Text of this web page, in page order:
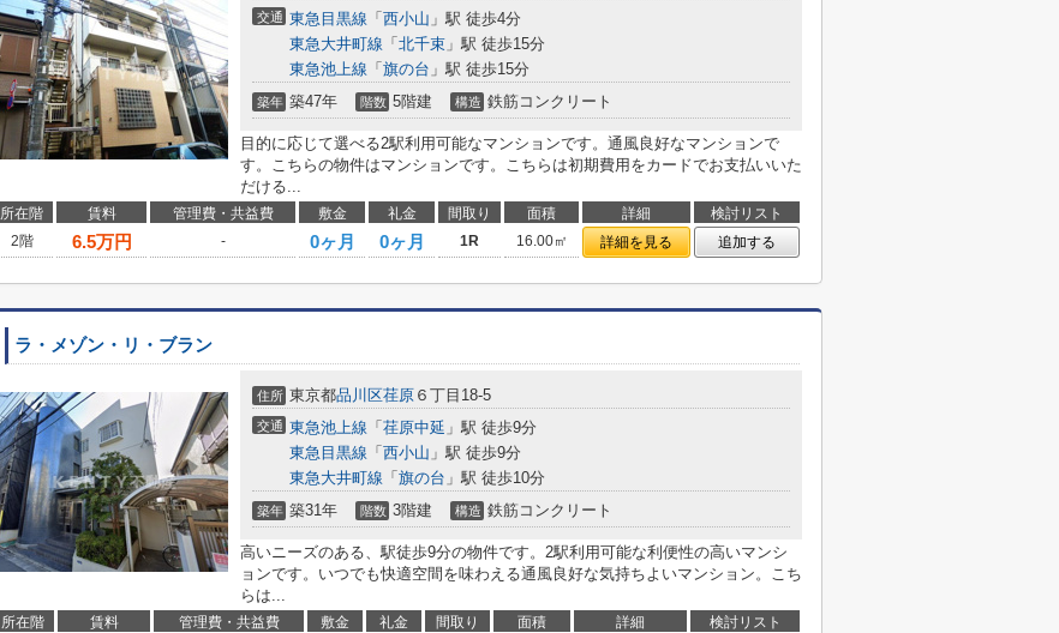
交通 東急目黒線 「 西小山 」駅 徒歩4分
東急大井町線 「 北千束 」駅 徒歩15分
東急池上線 「 旗の台 」駅 徒歩15分
築年 築47年 階数 5階建 構造 鉄筋コンクリート
目的に応じて選べる2駅利用可能なマンションです。通風良好なマンションで
す。こちらの物件はマンションです。こちらは初期費用をカードでお支払いいた
だける...
所在階 賃料 管理費・共益費 敷金 礼金 間取り 面積 詳細
検討リスト
2階
6.5万円 - 0ヶ月 0ヶ月 1R 16.00㎡ 詳細を見る 追加する
ラ・メゾン・リ・ブラン
住所 東京都品川区荏原 ６丁目18-5
交通 東急池上線 「 荏原中延 」駅 徒歩9分
東急目黒線 「 西小山 」駅 徒歩9分
東急大井町線 「 旗の台 」駅 徒歩10分
築年 築31年 階数 3階建 構造 鉄筋コンクリート
高いニーズのある、駅徒歩9分の物件です。2駅利用可能な利便性の高いマンシ
ョンです。いつでも快適空間を味わえる通風良好な気持ちよいマンション。こち
らは...
所在階 賃料 管理費・共益費 敷金 礼金 間取り 面積 詳細
検討リスト